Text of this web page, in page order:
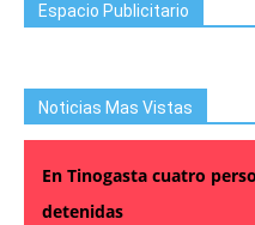
Espacio Publicitario
Noticias Mas Vistas
En Tinogasta cuatro
detenidas